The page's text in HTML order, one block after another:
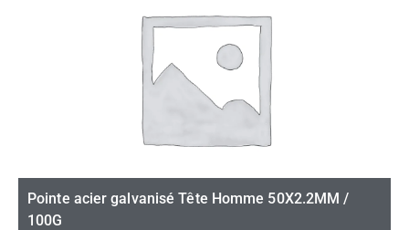
Pointe acier galvanisé Tête Homme 50X2.2MM /
100G